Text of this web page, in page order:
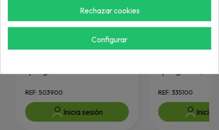
Spring, RainClik
REF: 503900
Inicia sesión
Spring, Riser, SRS,
REF: 335100
Inicia
Rechazar cookies
Configurar